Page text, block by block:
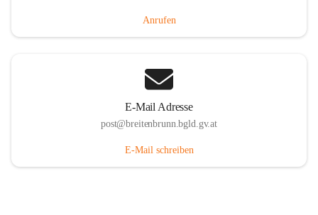
Anrufen
E-Mail Adresse
post@breitenbrunn.bgld.gv.at
E-Mail schreiben